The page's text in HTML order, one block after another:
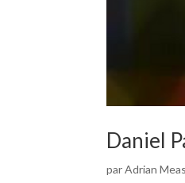
Daniel
parAdrian